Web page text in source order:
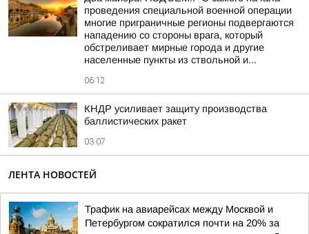
проведения специальной военной операции
многие приграничные регионы подвергаются
нападению со стороны врага, который
обстреливает мирные города и другие
населенные пункты из ствольной и...
06:12
КНДР усиливает защиту производства
баллистических ракет
03:07
ЛЕНТА НОВОСТЕЙ
Трафик на авиарейсах между Москвой и
Петербургом сократился почти на 20% за